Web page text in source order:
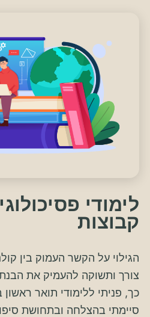
לימודי
קבוצות
הגילוי על הקשר העמוק בין
צורך ותשוקה להעמיק את
כך, פניתי ללימודי תואר ראשון
סיימתי בהצלחה ובתחושת